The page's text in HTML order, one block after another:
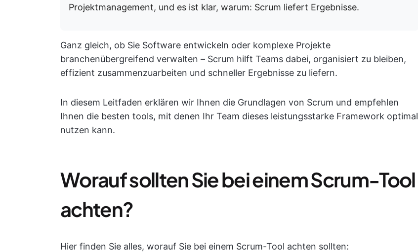
Projektmanagement, und es ist klar, warum: Scrum liefert Ergebnisse.
Ganz gleich, ob Sie Software entwickeln oder komplexe Projekte
branchenübergreifend verwalten – Scrum hilft Teams dabei, organisiert zu bleiben,
effizient zusammenzuarbeiten und schneller Ergebnisse zu liefern.
In diesem Leitfaden erklären wir Ihnen die Grundlagen von Scrum und empfehlen
Ihnen die besten tools, mit denen Ihr Team dieses leistungsstarke Framework optimal
nutzen kann.
Worauf sollten Sie bei einem Scrum-Tool
achten?
Hier finden Sie alles, worauf Sie bei einem Scrum-Tool achten sollten: